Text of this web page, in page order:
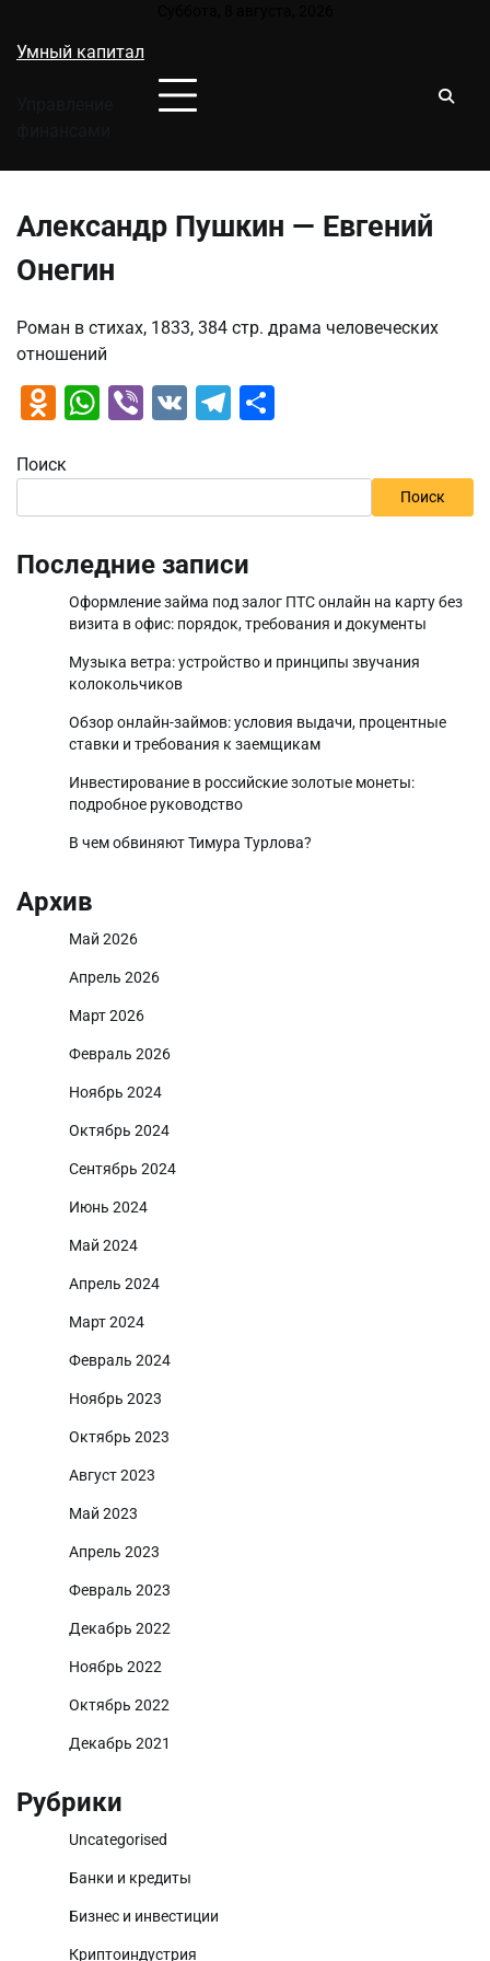
содержимому
Умный капитал
Александр Пушкин — Евгений
Онегин
Роман в стихах, 1833, 384 стр. драма человеческих
отношений
Odnoklassniki
WhatsApp
Viber
VK Telegram
Поиск
Поиск
Последние записи
Оформление займа под залог ПТС онлайн на карту без
визита в офис: порядок, требования и документы
Музыка ветра: устройство и принципы звучания
колокольчиков
Обзор онлайн-займов: условия выдачи, процентные
ставки и требования к заемщикам
Инвестирование в российские золотые монеты:
подробное руководство
В чем обвиняют Тимура Турлова?
Архив
Май 2026
Апрель 2026
Март 2026
Февраль 2026
Ноябрь 2024
Октябрь 2024
Сентябрь 2024
Июнь 2024
Май 2024
Апрель 2024
Март 2024
Февраль 2024
Ноябрь 2023
Октябрь 2023
Август 2023
Май 2023
Апрель 2023
Февраль 2023
Декабрь 2022
Ноябрь 2022
Октябрь 2022
Декабрь 2021
Рубрики
Uncategorised
Банки и кредиты
Бизнес и инвестиции
Криптоиндустрия